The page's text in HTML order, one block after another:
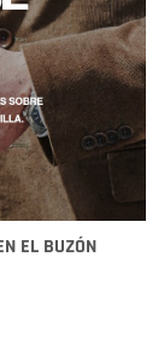
EL BUZÓN